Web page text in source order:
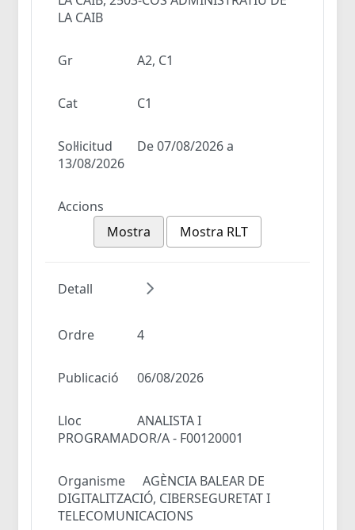
LA CAIB
Gr A2, C1
Cat C1
Sol·licitud
De 07/08/2026 a
13/08/2026
Accions
Mostra
Mostra RLT
Detall
Ordre 4
Publicació 06/08/2026
Lloc
ANALISTA I
PROGRAMADOR/A - F00120001
Organisme
AGÈNCIA BALEAR DE
DIGITALITZACIÓ, CIBERSEGURETAT I
TELECOMUNICACIONS